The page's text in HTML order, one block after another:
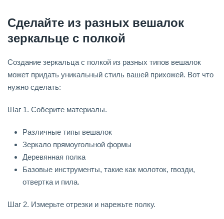
Сделайте из разных вешалок
зеркальце с полкой
Создание зеркальца с полкой из разных типов вешалок
может придать уникальный стиль вашей прихожей. Вот что
нужно сделать:
Шаг 1. Соберите материалы.
Различные типы вешалок
Зеркало прямоугольной формы
Деревянная полка
Базовые инструменты, такие как молоток, гвозди,
отвертка и пила.
Шаг 2. Измерьте отрезки и нарежьте полку.